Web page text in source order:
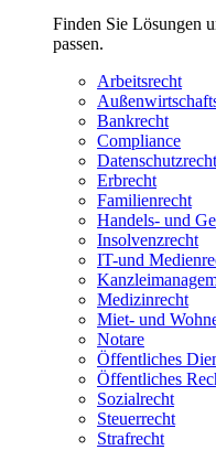
Finden Sie Lösungen
passen.
Arbeitsrecht
Bankrecht
Compliance
Datenschutzrecht
Erbrecht
Familienrecht
Handels- und
Insolvenzrecht
IT-und
Medizinrecht
Miet- und
Notare
Öffentliches
Öffentliches
Sozialrecht
Steuerrecht
Strafrecht